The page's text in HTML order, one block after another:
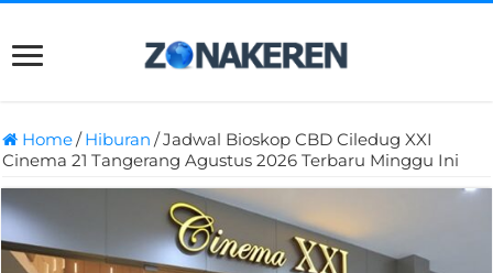
Home/Hiburan /Jadwal Bioskop CBD Ciledug XXI
Cinema 21 Tangerang Agustus 2026 Terbaru Minggu Ini